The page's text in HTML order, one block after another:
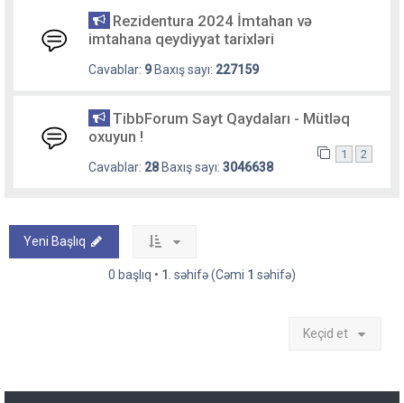
Rezidentura 2024 İmtahan və
imtahana qeydiyyat tarixləri
Cavablar: 9Baxış sayı: 227159
TibbForum Sayt Qaydaları - Mütləq
oxuyun !
Cavablar: 28Baxış sayı: 3046638
1 2
Yeni Başlıq
0 başlıq • 1 . səhifə (Cəmi 1 səhifə)
Keçid et